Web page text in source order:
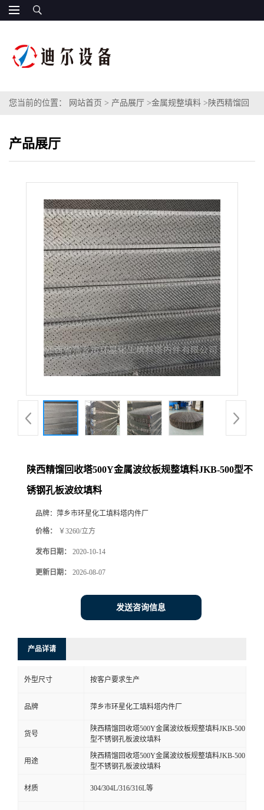
您当前的位置： 网站首页 > 产品展厅 >金属规整填料 > 陕西精馏回
产品展厅
陕西精馏回收塔500Y金属波纹板规整填料JKB-500型不
锈钢孔板波纹填料
品牌： 萍乡市环星化工填料塔内件厂
价格： ￥3260/立方
发布日期： 2020-10-14
更新日期： 2026-08-07
发送咨询信息
产品详请
外型尺寸 按客户要求生产
品牌 萍乡市环星化工填料塔内件厂
货号
陕西精馏回收塔500Y金属波纹板规整填料JKB-500
型不锈钢孔板波纹填料
用途
陕西精馏回收塔500Y金属波纹板规整填料JKB-500
型不锈钢孔板波纹填料
材质 304/304L/316/316L等